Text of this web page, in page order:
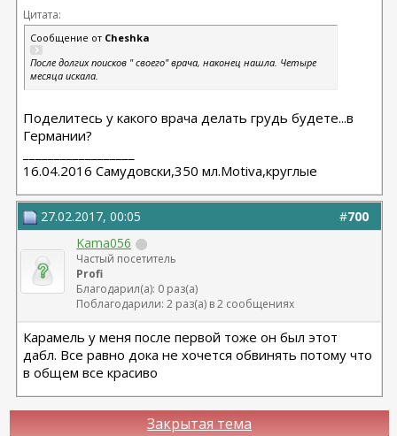
Цитата:
Сообщение от Cheshka
После долгих поисков " своего" врача, наконец нашла. Четыре
месяца искала.
Поделитесь у какого врача делать грудь будете...в
Германии?
16.04.2016 Самудовски,350 мл.Motiva,круглые
#700
27.02.2017, 00:05
Kama056
Частый посетитель
Profi
Благодарил(а): 0 раз(а)
Поблагодарили: 2 раз(а) в 2 сообщениях
Карамель у меня после первой тоже он был этот
дабл. Все равно дока не хочется обвинять потому что
в общем все красиво
Закрытая тема